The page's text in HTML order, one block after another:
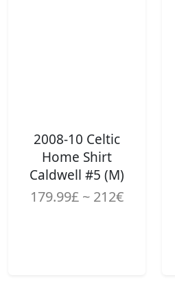
2008-10 Celtic
Home Shirt
Caldwell #5 (M)
179.99£ ~ 212€